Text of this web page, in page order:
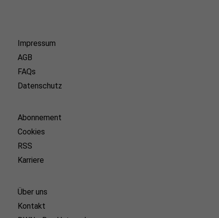
Impressum
AGB
FAQs
Datenschutz
Abonnement
Cookies
RSS
Karriere
Über uns
Kontakt